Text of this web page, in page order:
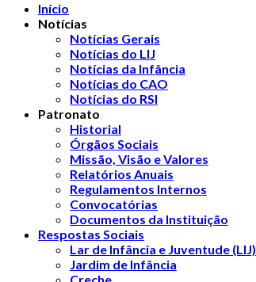
Início
Notícias
Notícias Gerais
Notícias do LIJ
Notícias da Infância
Notícias do CAO
Notícias do RSI
Patronato
Historial
Órgãos Sociais
Missão, Visão e Valores
Relatórios Anuais
Regulamentos Internos
Convocatórias
Documentos da Instituição
Respostas Sociais
Lar de Infância e Juventude (LIJ)
Jardim de Infância